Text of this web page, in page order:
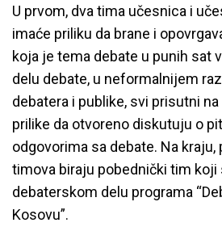
U prvom, dva tima učesnica i
imaće priliku da brane i
koja je tema debate u punih sat
delu debate, u neformalnijem
debatera i publike, svi prisutni
prilike da otvoreno diskutuju o
odgovorima sa debate. Na kraju,
timova biraju pobednički tim koji
debaterskom delu programa
Kosovu”.